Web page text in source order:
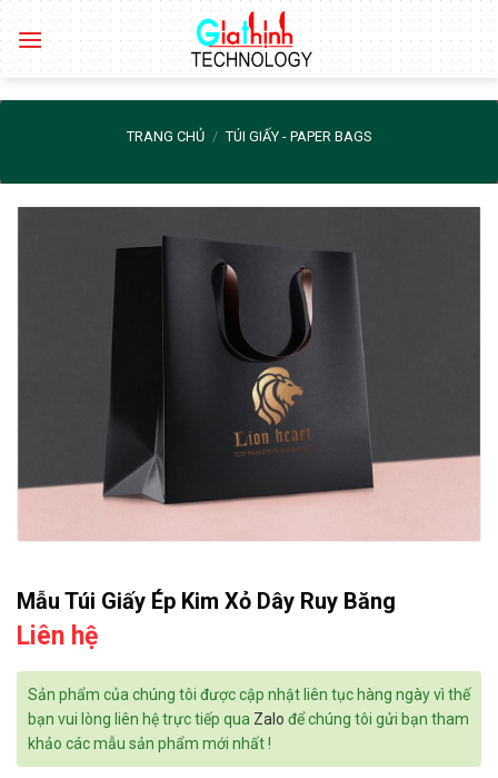
Skip
to
content
TRANG CHỦ / TÚI GIẤY - PAPER BAGS
Mẫu Túi Giấy Ép Kim Xỏ Dây Ruy Băng
Liên hệ
Sản phẩm của chúng tôi được cập nhật liên tục hàng ngày vì thế
bạn vui lòng liên hệ trực tiếp qua Zalo để chúng tôi gửi bạn tham
khảo các mẫu sản phẩm mới nhất !